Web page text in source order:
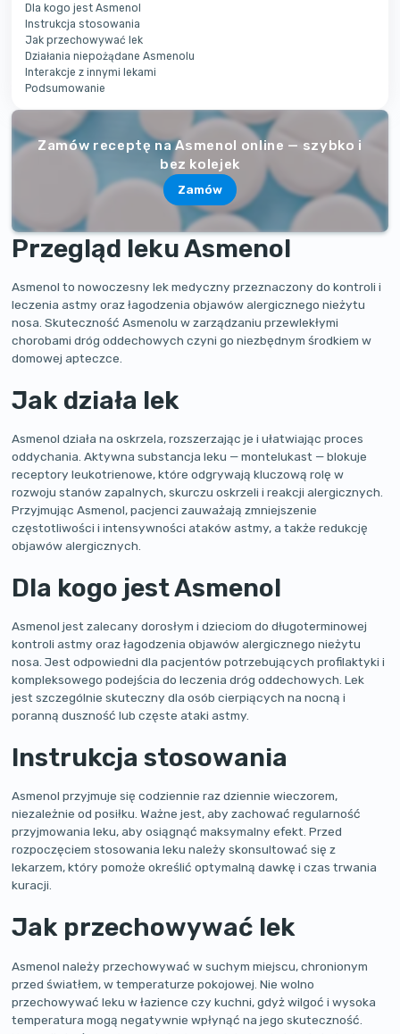
Przegląd leku Asmenol
Asmenol to nowoczesny lek medyczny przeznaczony do kontroli i
leczenia astmy oraz łagodzenia objawów alergicznego nieżytu
nosa. Skuteczność Asmenolu w zarządzaniu przewlekłymi
chorobami dróg oddechowych czyni go niezbędnym środkiem w
domowej apteczce.
Jak działa lek
Asmenol działa na oskrzela, rozszerzając je i ułatwiając proces
oddychania. Aktywna substancja leku — montelukast — blokuje
receptory leukotrienowe, które odgrywają kluczową rolę w
rozwoju stanów zapalnych, skurczu oskrzeli i reakcji alergicznych.
Przyjmując Asmenol, pacjenci zauważają zmniejszenie
częstotliwości i intensywności ataków astmy, a także redukcję
objawów alergicznych.
Dla kogo jest Asmenol
Asmenol jest zalecany dorosłym i dzieciom do długoterminowej
kontroli astmy oraz łagodzenia objawów alergicznego nieżytu
nosa. Jest odpowiedni dla pacjentów potrzebujących profilaktyki i
kompleksowego podejścia do leczenia dróg oddechowych. Lek
jest szczególnie skuteczny dla osób cierpiących na nocną i
poranną duszność lub częste ataki astmy.
Instrukcja stosowania
Asmenol przyjmuje się codziennie raz dziennie wieczorem,
niezależnie od posiłku. Ważne jest, aby zachować regularność
przyjmowania leku, aby osiągnąć maksymalny efekt. Przed
rozpoczęciem stosowania leku należy skonsultować się z
lekarzem, który pomoże określić optymalną dawkę i czas trwania
kuracji.
Jak przechowywać lek
Asmenol należy przechowywać w suchym miejscu, chronionym
przed światłem, w temperaturze pokojowej. Nie wolno
przechowywać leku w łazience czy kuchni, gdyż wilgoć i wysoka
temperatura mogą negatywnie wpłynąć na jego skuteczność.
Dla kogo jest Asmenol
Instrukcja stosowania
Jak przechowywać lek
Działania niepożądane Asmenolu
Interakcje z innymi lekami
Podsumowanie
Zamów receptę na Asmenol online — szybko i
bez kolejek
Zamów